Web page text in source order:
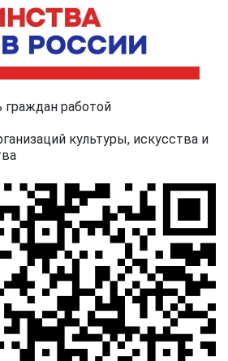
работой
культуры, искусства и